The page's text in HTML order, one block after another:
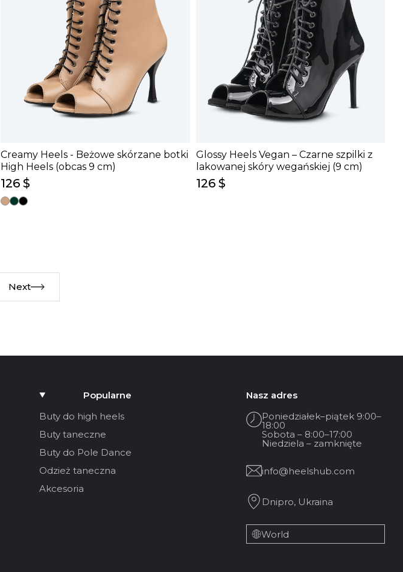
Creamy Heels - Beżowe skórzane botki
High Heels (obcas 9 cm)
126 $
Glossy Heels Vegan – Czarne szpilki z
lakowanej skóry wegańskiej (9 cm)
126 $
Next
Popularne
Buty do high heels
Buty taneczne
Buty do Pole Dance
Odzież taneczna
Akcesoria
Nasz adres
Poniedziałek–piątek 9:00–
18:00
Sobota – 8:00–17:00
Niedziela – zamknięte
info@heelshub.com
Dnipro, Ukraina
World